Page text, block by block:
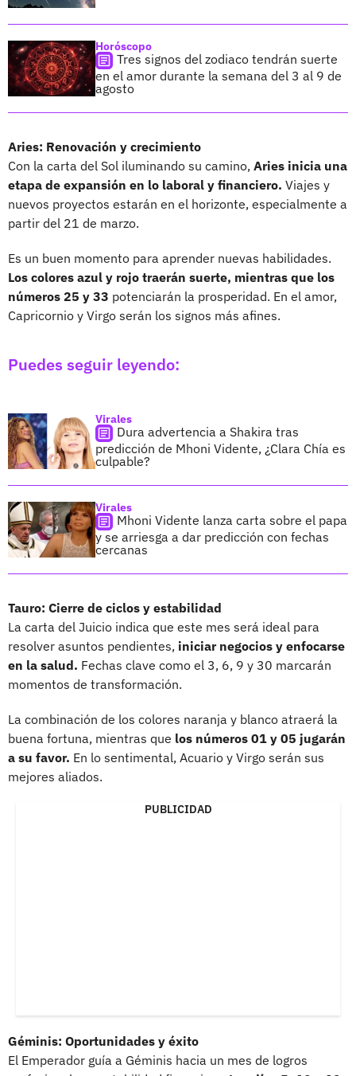
Horóscopo
Tres signos del zodiaco tendrán suerte
en el amor durante la semana del 3 al 9 de
agosto
Aries: Renovación y crecimiento
Con la carta del Sol iluminando su camino, Aries inicia una
etapa de expansión en lo laboral y financiero. Viajes y
nuevos proyectos estarán en el horizonte, especialmente a
partir del 21 de marzo.
Es un buen momento para aprender nuevas habilidades.
Los colores azul y rojo traerán suerte, mientras que los
números 25 y 33 potenciarán la prosperidad. En el amor,
Capricornio y Virgo serán los signos más afines.
Puedes seguir leyendo:
Virales
Dura advertencia a Shakira tras
predicción de Mhoni Vidente, ¿Clara Chía es
culpable?
Virales
Mhoni Vidente lanza carta sobre el papa
y se arriesga a dar predicción con fechas
cercanas
Tauro: Cierre de ciclos y estabilidad
La carta del Juicio indica que este mes será ideal para
resolver asuntos pendientes, iniciar negocios y enfocarse
en la salud. Fechas clave como el 3, 6, 9 y 30 marcarán
momentos de transformación.
La combinación de los colores naranja y blanco atraerá la
buena fortuna, mientras que los números 01 y 05 jugarán
a su favor. En lo sentimental, Acuario y Virgo serán sus
mejores aliados.
PUBLICIDAD
Géminis: Oportunidades y éxito
El Emperador guía a Géminis hacia un mes de logros